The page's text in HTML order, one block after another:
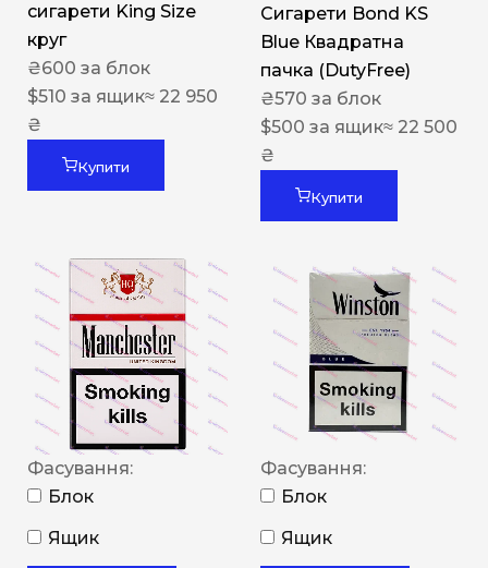
сигарети King Size
круг
₴600 за блок
$510 за ящик≈ 22 950
₴
Купити
Сигарети Bond KS
Blue Квадратна
пачка (DutyFree)
₴570 за блок
$500 за ящик≈ 22 500
₴
Купити
Фасування:
Блок
Ящик
Фасування:
Блок
Ящик